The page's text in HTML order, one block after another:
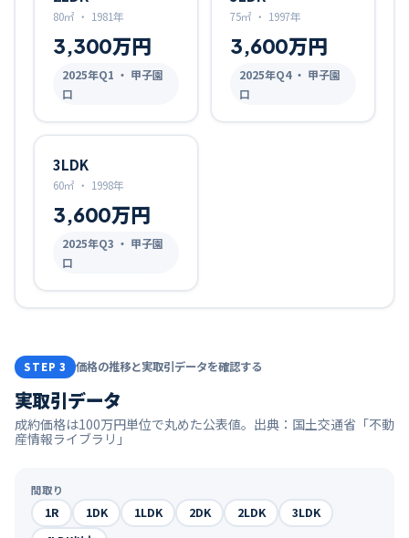
80㎡ ・ 1981年
3,300万円
2025年Q1 ・ 甲子園
口
75㎡ ・ 1997年
3,600万円
2025年Q4・ 甲子園
口
3LDK
60㎡ ・ 1998年
3,600万円
2025年Q3 ・ 甲子園
口
STEP 3 価格の推移と実取引データを確認する
実取引データ
成約価格は100万円単位で丸めた公表値。出典：国土交通省「不動
産情報ライブラリ」
間取り
1R 1DK 1LDK 2DK 2LDK
3LDK